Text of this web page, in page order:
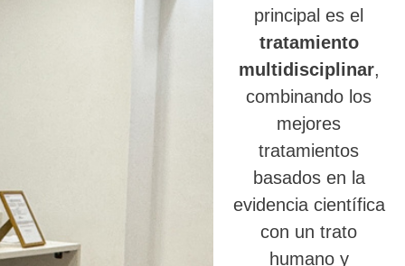
principal es el
tratamiento
multidisciplinar,
combinando los
mejores
tratamientos
basados en la
evidencia científica
con un trato
humano y